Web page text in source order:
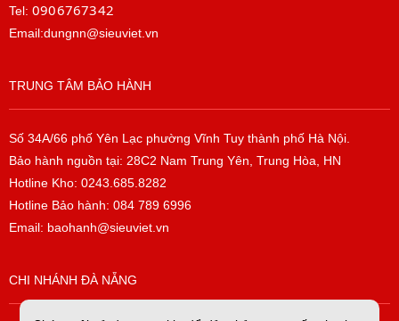
Tel: 0906767342
Email:dungnn@sieuviet.vn
TRUNG TÂM BẢO HÀNH
Số 34A/66 phố Yên Lạc phường Vĩnh Tuy thành phố Hà Nội.
Bảo hành nguồn tại: 28C2 Nam Trung Yên, Trung Hòa, HN
Hotline Kho: 0243.685.8282
Hotline Bảo hành: 084 789 6996
Email: baohanh@sieuviet.vn
CHI NHÁNH ĐÀ NẴNG